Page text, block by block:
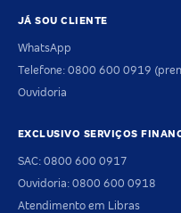
JÁ SOU CLIENTE
WhatsApp
Telefone: 0800 600 0919
Ouvidoria
EXCLUSIVO SERVIÇOS
SAC: 0800 600 0917
Ouvidoria: 0800 600 0918
Atendimento em Libras